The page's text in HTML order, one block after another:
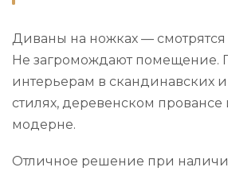
Диваны на ножках —
Не загромождают помещение.
интерьерам в скандинавских
стилях, деревенском
модерне.
Отличное решение при